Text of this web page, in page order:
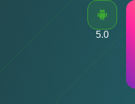
5.0